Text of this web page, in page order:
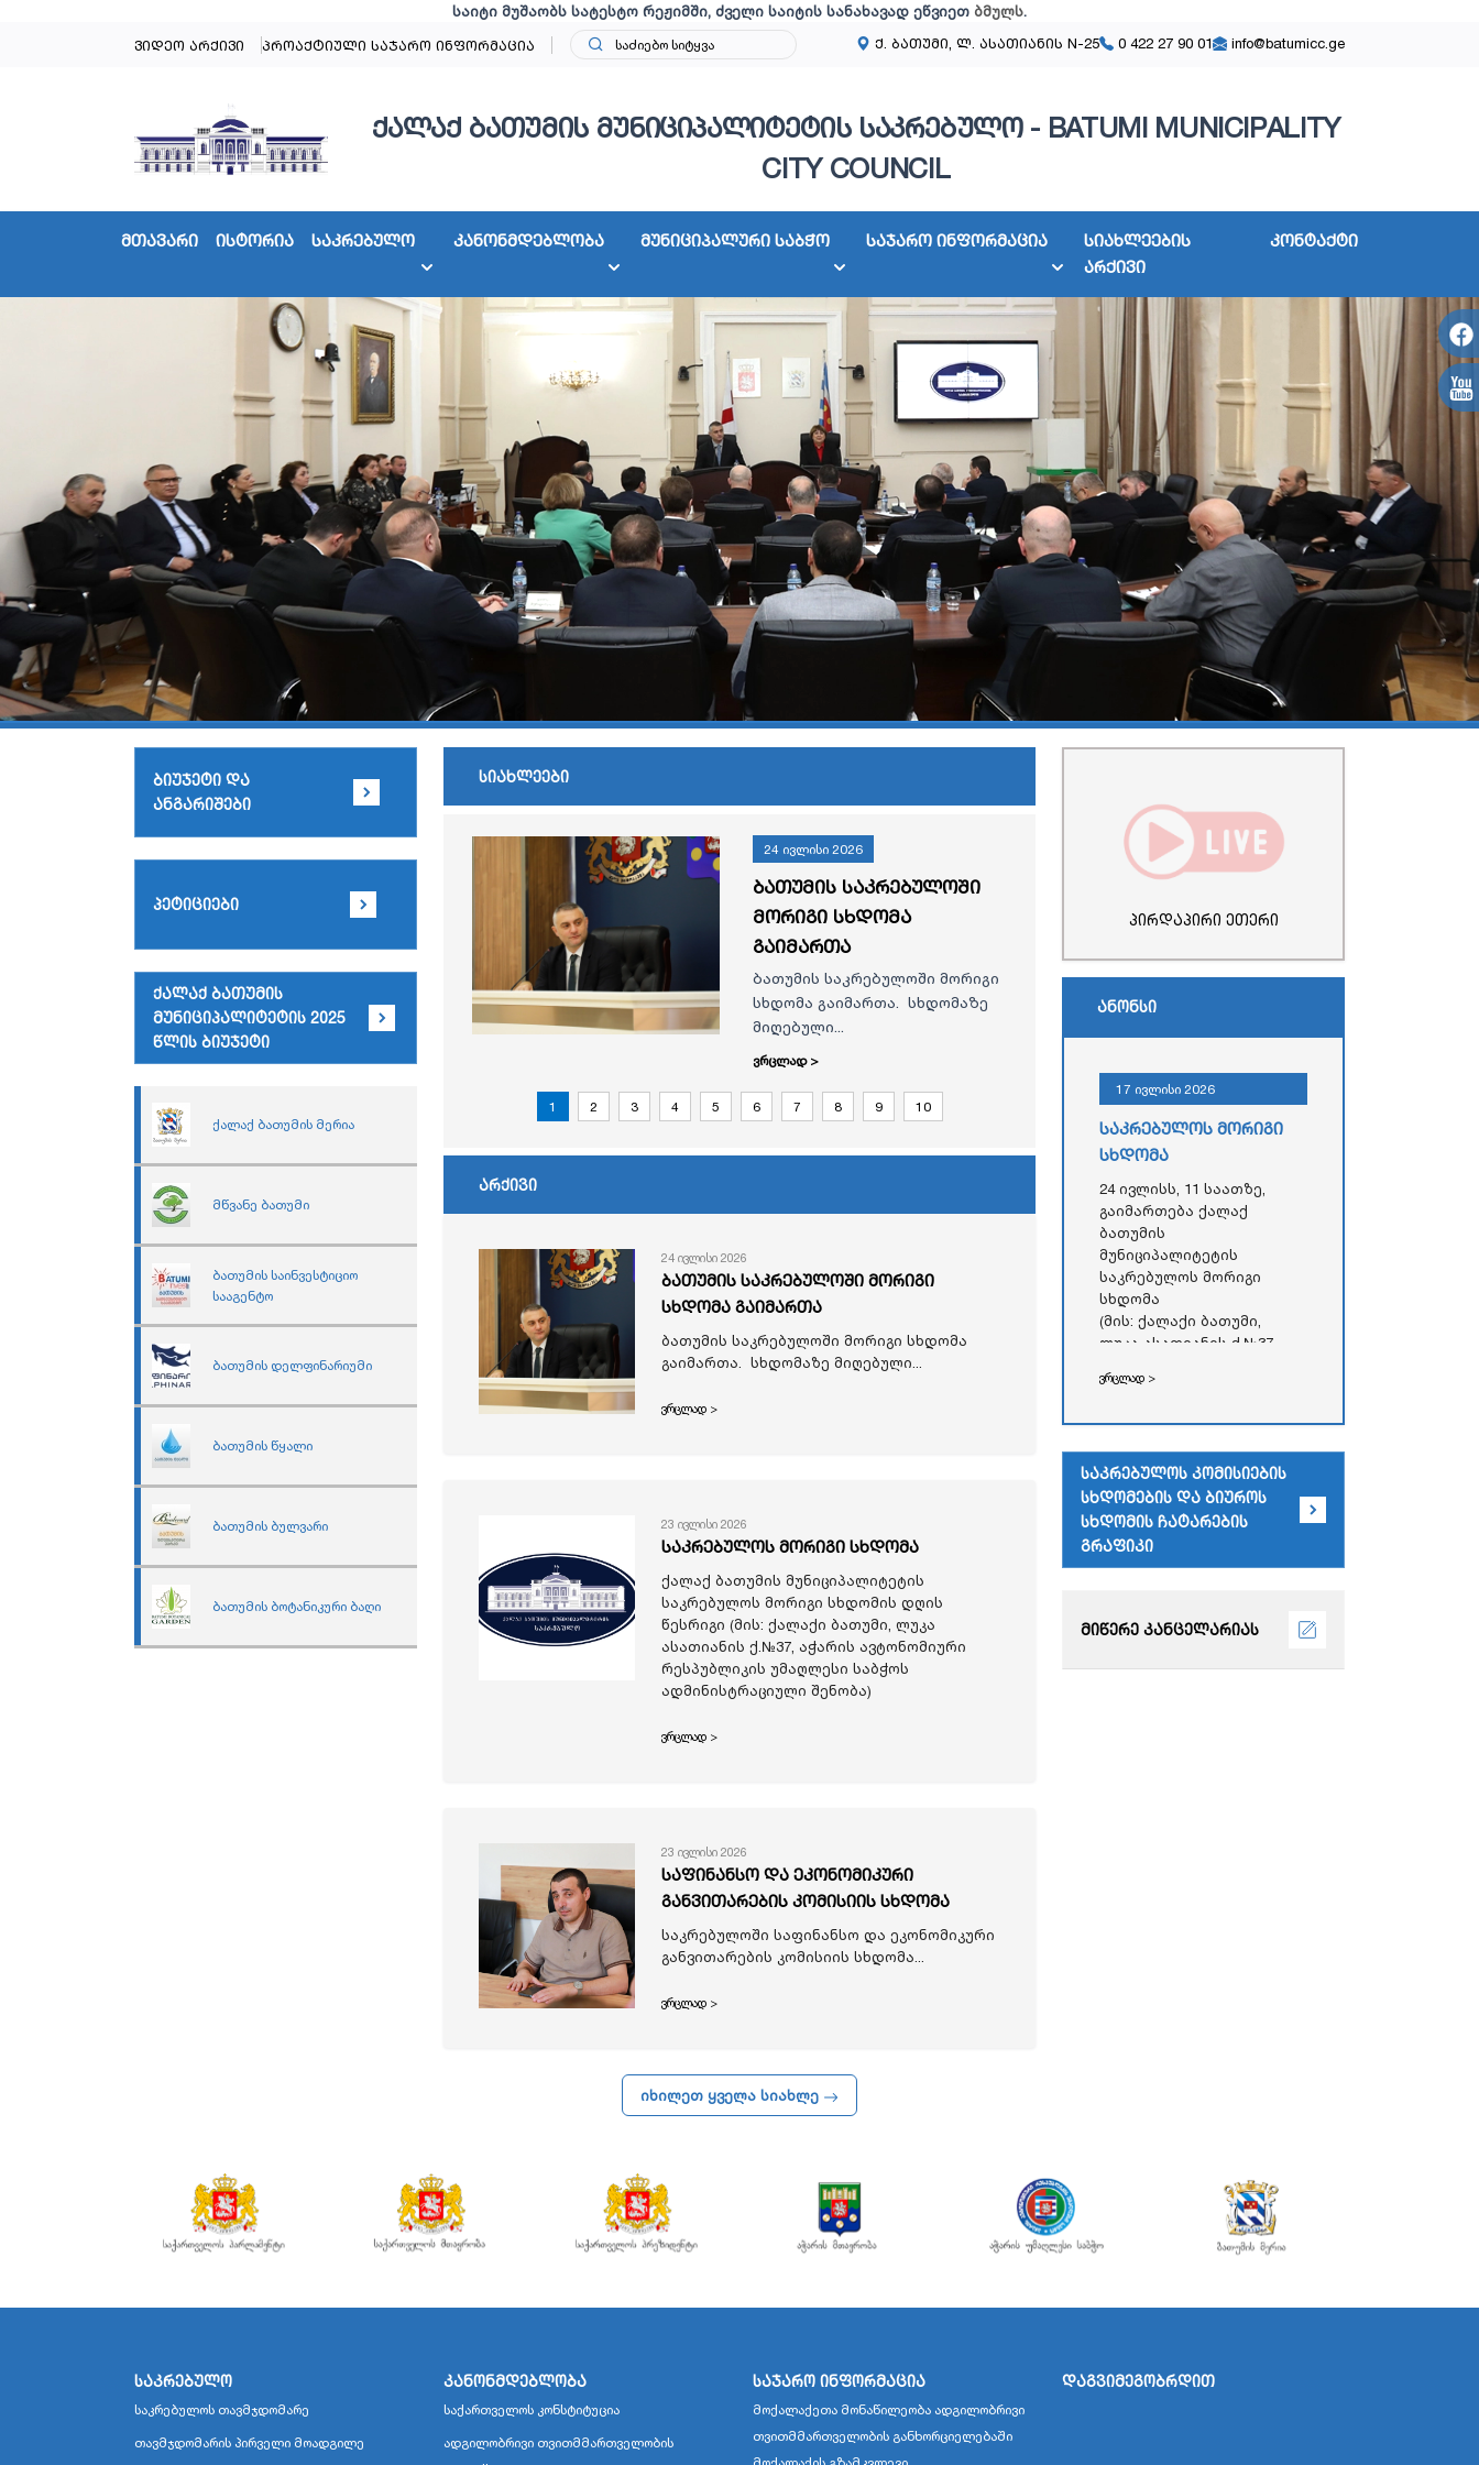
საიტი მუშაობს სატესტო რეჟიმში, ძველი საიტის სანახავად ეწვიეთ ბმულს.
ვიდეო არქივი
პროაქტიული საჯარო ინფორმაცია ქ. ბათუმი, ლ. ასათიანის N-25 0 422 27 90 01 info@batumicc.ge
ქალაქ ბათუმის მუნიციპალიტეტის საკრებულო - BATUMI MUNICIPALITY
CITY COUNCIL
მთავარი ისტორია საკრებულო კანონმდებლობა მუნიციპალური საბჭო საჯარო ინფორმაცია
სიახლეების
არქივი
კონტაქტი
ბიუჯეტი და
ანგარიშები
პეტიციები
ქალაქ ბათუმის
მუნიციპალიტეტის 2025
წლის ბიუჯეტი
ქალაქ ბათუმის მერია
მწვანე ბათუმი
ბათუმის საინვესტიციო
სააგენტო
ბათუმის დელფინარიუმი
ბათუმის წყალი
ბათუმის ბულვარი
ბათუმის ბოტანიკური ბაღი
სიახლეები
24 ივლისი 2026
ბათუმის საკრებულოში
მორიგი სხდომა
გაიმართა
ბათუმის საკრებულოში მორიგი
სხდომა გაიმართა. სხდომაზე
მიღებული...
ვრცლად >
1 2 3 4 5 6 7 8 9 10
არქივი
24 ივლისი 2026
ბათუმის საკრებულოში მორიგი
სხდომა გაიმართა
ბათუმის საკრებულოში მორიგი სხდომა
გაიმართა. სხდომაზე მიღებული...
ვრცლად >
23 ივლისი 2026
საკრებულოს მორიგი სხდომა
ქალაქ ბათუმის მუნიციპალიტეტის
საკრებულოს მორიგი სხდომის დღის
წესრიგი (მის: ქალაქი ბათუმი, ლუკა
ასათიანის ქ.№37, აჭარის ავტონომიური
რესპუბლიკის უმაღლესი საბჭოს
ადმინისტრაციული შენობა)
ვრცლად >
23 ივლისი 2026
საფინანსო და ეკონომიკური
განვითარების კომისიის სხდომა
საკრებულოში საფინანსო და ეკონომიკური
განვითარების კომისიის სხდომა...
ვრცლად >
იხილეთ ყველა სიახლე
პირდაპირი ეთერი
ანონსი
17 ივლისი 2026
საკრებულოს მორიგი
სხდომა
24 ივლისს, 11 საათზე,
გაიმართება ქალაქ
ბათუმის
მუნიციპალიტეტის
საკრებულოს მორიგი
სხდომა
(მის: ქალაქი ბათუმი,
ლუკა ასათიანის ქ.№37,
რესპუბლიკის უმაღლესი
ადმინისტრაციული
შენობა)
ვრცლად >
საკრებულოს კომისიების
სხდომების და ბიუროს
სხდომის ჩატარების
გრაფიკი
მიწერე კანცელარიას
საკრებულო
საკრებულოს თავმჯდომარე
თავმჯდომარის პირველი მოადგილე
კანონმდებლობა
საქართველოს კონსტიტუცია
ადგილობრივი თვითმმართველობის
საჯარო ინფორმაცია
მოქალაქეთა მონაწილეობა ადგილობრივი
თვითმმართველობის განხორციელებაში
დაგვიმეგობრდით